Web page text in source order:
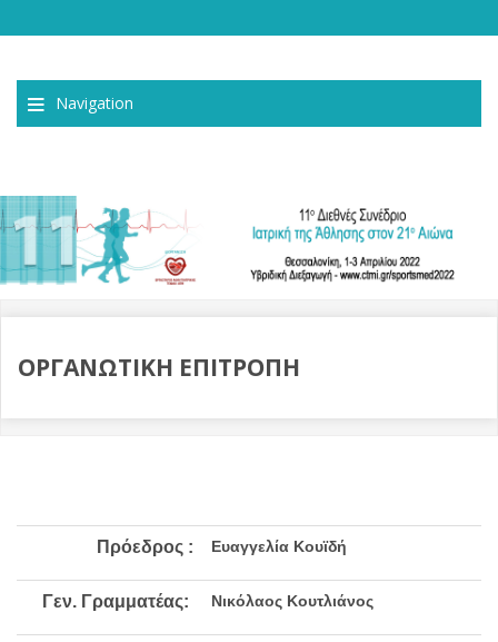
Navigation
ΟΡΓΑΝΩΤΙΚΗ ΕΠΙΤΡΟΠΗ
Πρόεδρος : Ευαγγελία Κουϊδή
Γεν. Γραμματέας: Νικόλαος Κουτλιάνος